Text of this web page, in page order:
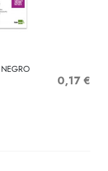
Precio
0,17 €